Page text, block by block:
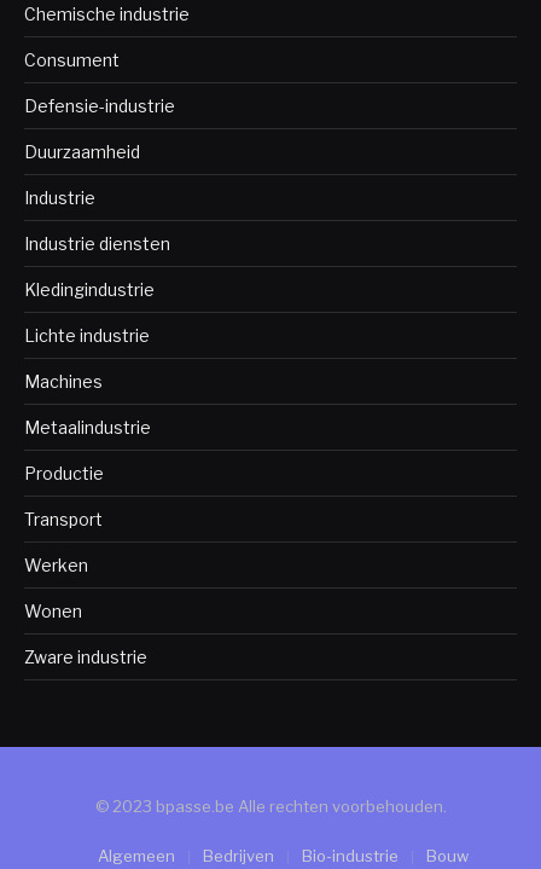
Chemische industrie
Consument
Defensie-industrie
Duurzaamheid
Industrie
Industrie diensten
Kledingindustrie
Lichte industrie
Machines
Metaalindustrie
Productie
Transport
Werken
Wonen
Zware industrie
© 2023 bpasse.be Alle rechten voorbehouden.
Algemeen Bedrijven Bio-industrie Bouw